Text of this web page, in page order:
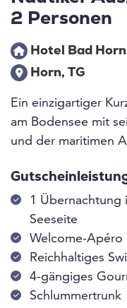
2 Personen
Hotel Bad Horn
Horn, TG
Ein einzigartiger
am Bodensee mit
und der maritimen
1 Übernachtung
Seeseite
Welcome-Apéro
Reichhaltiges
4-gängiges
Schlummertrunk